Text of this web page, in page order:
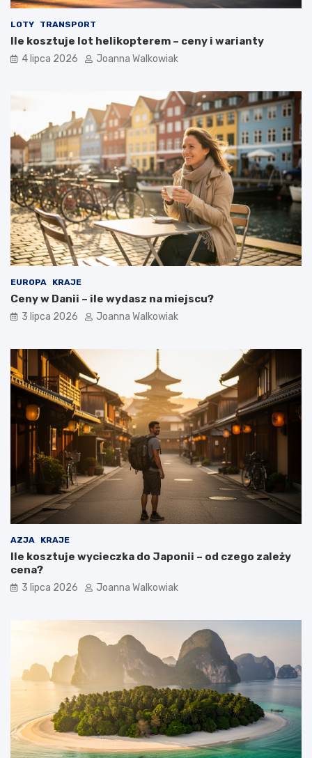
LOTY TRANSPORT
Ile kosztuje lot helikopterem – ceny i warianty
4 lipca 2026 Joanna Walkowiak
EUROPA KRAJE
Ceny w Danii – ile wydasz na miejscu?
3 lipca 2026 Joanna Walkowiak
AZJA KRAJE
Ile kosztuje wycieczka do Japonii – od czego zależy
cena?
3 lipca 2026 Joanna Walkowiak